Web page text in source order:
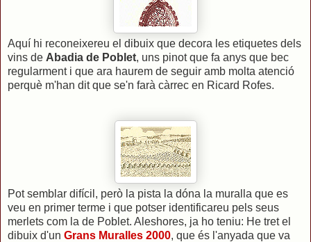
Aquí hi reconeixereu el dibuix que decora les etiquetes dels
vins de Abadia de Poblet, uns pinot que fa anys que bec
regularment i que ara haurem de seguir amb molta atenció
perquè m'han dit que se'n farà càrrec en Ricard Rofes.
Pot semblar difícil, però la pista la dóna la muralla que es
veu en primer terme i que potser identificareu pels seus
merlets com la de Poblet. Aleshores, ja ho teniu: He tret el
dibuix d'un Grans Muralles 2000, que és l'anyada que va